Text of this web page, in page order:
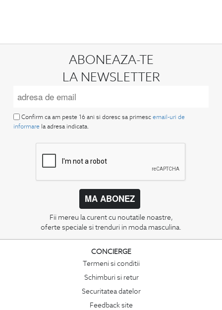
ABONEAZA-TE
LA NEWSLETTER
Confirm ca am peste 16 ani si doresc sa primesc email-uri de
informare la adresa indicata.
MA ABONEZ
Fii mereu la curent cu noutatile noastre,
oferte speciale si trenduri in moda masculina.
CONCIERGE
Termeni si conditii
Schimburi si retur
Securitatea datelor
Feedback site